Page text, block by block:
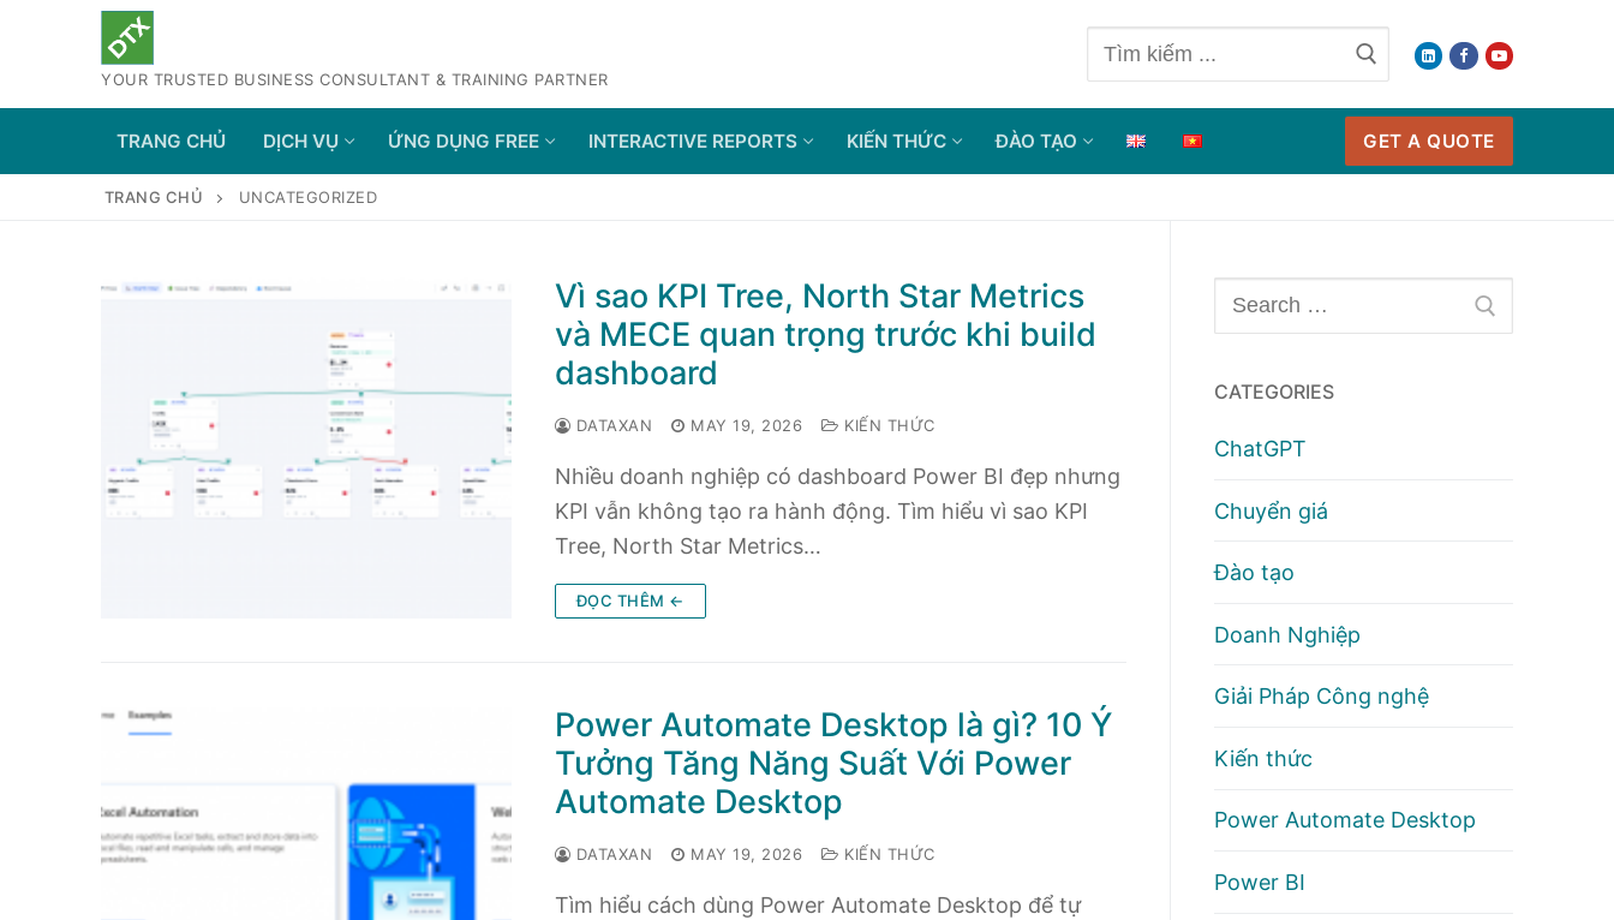
YOUR TRUSTED BUSINESS CONSULTANT & TRAINING PARTNER
Tìm
kiếm
cho:
TRANG CHỦ DỊCH VỤ ỨNG DỤNG FREE INTERACTIVE REPORTS KIẾN THỨC ĐÀO TẠO GET A QUOTE
TRANG CHỦ UNCATEGORIZED
Vì sao KPI Tree, North Star Metrics
và MECE quan trọng trước khi build
dashboard
DATAXAN MAY 19, 2026 KIẾN THỨC
Nhiều doanh nghiệp có dashboard Power BI đẹp nhưng
KPI vẫn không tạo ra hành động. Tìm hiểu vì sao KPI
Tree, North Star Metrics…
ĐỌC THÊM ←
Power Automate Desktop là gì? 10 Ý
Tưởng Tăng Năng Suất Với Power
Automate Desktop
DATAXAN MAY 19, 2026 KIẾN THỨC
Tìm hiểu cách dùng Power Automate Desktop để tự
Tìm
kiếm
CATEGORIES
ChatGPT
Chuyển giá
Đào tạo
Doanh Nghiệp
Giải Pháp Công nghệ
Kiến thức
Power Automate Desktop
Power BI